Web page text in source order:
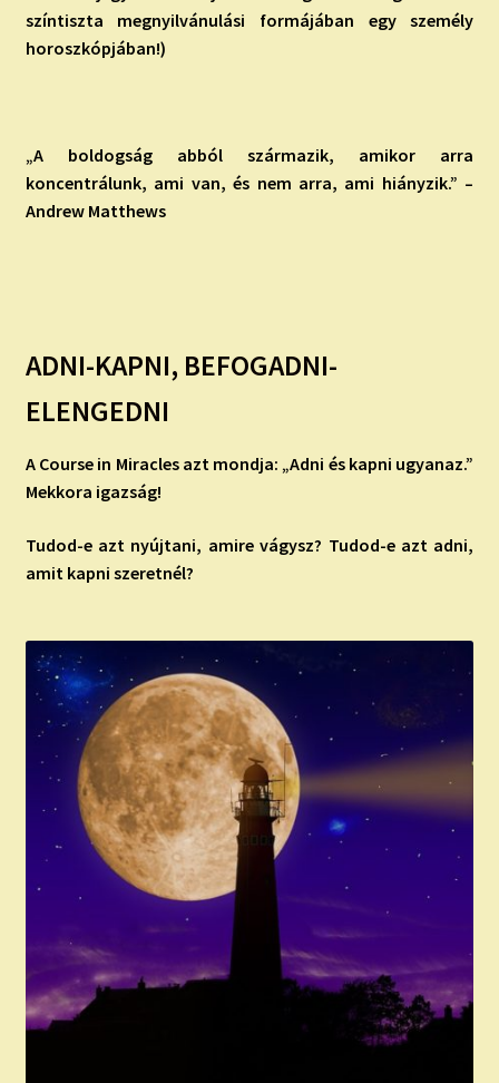
színtiszta megnyilvánulási formájában egy személy
horoszkópjában!)
„A boldogság abból származik, amikor arra
koncentrálunk, ami van, és nem arra, ami hiányzik.” –
Andrew Matthews
ADNI-KAPNI, BEFOGADNI-
ELENGEDNI
A Course in Miracles azt mondja: „Adni és kapni ugyanaz.”
Mekkora igazság!
Tudod-e azt nyújtani, amire vágysz? Tudod-e azt adni,
amit kapni szeretnél?